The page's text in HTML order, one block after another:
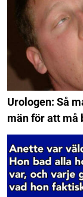
Urologen: Så
män för att må